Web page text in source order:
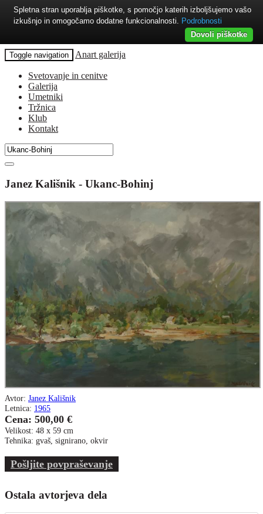
Toggle navigation Anart galerija
Svetovanje in cenitve
Galerija
Umetniki
Tržnica
Klub
Kontakt
Janez Kališnik - Ukanc-Bohinj
Avtor: Janez Kališnik
Letnica: 1965
Cena: 500,00 €
Velikost: 48 x 59 cm
Tehnika: gvaš, signirano, okvir
Pošljite povpraševanje
Ostala avtorjeva dela
Spletna stran uporablja piškotke, s pomočjo katerih izboljšujemo vašo
izkušnjo in omogočamo dodatne funkcionalnosti. Podrobnosti
Dovoli piškotke